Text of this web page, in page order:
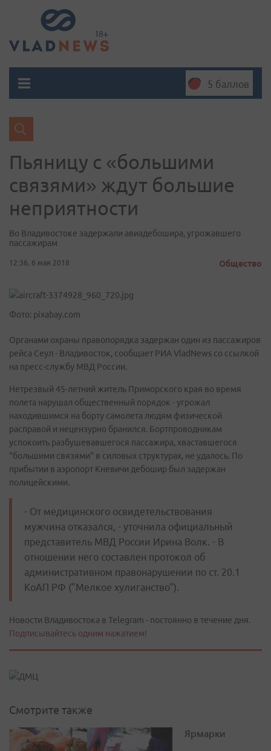
5 баллов
Пьяницу с «большими
связями» ждут большие
неприятности
Во Владивостоке задержали авиадебошира, угрожавшего
пассажирам
12:36, 6 мая 2018 Общество
Фото: pixabay.com
Органами охраны правопорядка задержан один из пассажиров
рейса Сеул - Владивосток, сообщает РИА VladNews со ссылкой
на пресс-службу МВД России.
Нетрезвый 45-летний житель Приморского края во время
полета нарушал общественный порядок - угрожал
находившимся на борту самолета людям физической
расправой и нецензурно бранился. Бортпроводникам
успокоить разбушевавшегося пассажира, хваставшегося
"большими связями" в силовых структурах, не удалось. По
прибытии в аэропорт Кневичи дебошир был задержан
полицейскими.
- От медицинского освидетельствования
мужчина отказался, - уточнила официальный
представитель МВД России Ирина Волк. - В
отношении него составлен протокол об
административном правонарушении по ст. 20.1
КоАП РФ ("Мелкое хулиганство").
Новости Владивостока в Telegram - постоянно в течение дня.
Подписывайтесь одним нажатием!
Смотрите также
Ярмарки